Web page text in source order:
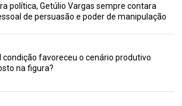
política, Getúlio Vargas sempre contara
de persuasão e poder de manipulação
condição favoreceu o cenário produtivo
na figura?